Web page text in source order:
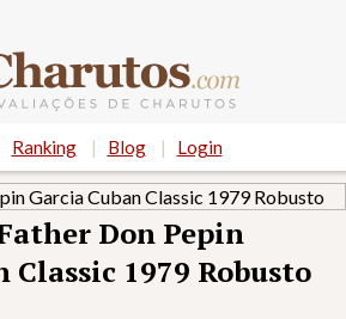
Ranking | Blog | Login
Don Pepin
Classic 1979 Robusto